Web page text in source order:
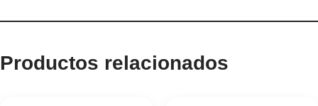
Productos relacionados